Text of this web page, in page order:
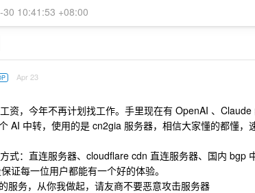
10:41:53 +08:00
Apr 23
资，今年不再计划找工作。手里现在有 OpenAI 、
AI 中转，使用的是 cn2gia 服务器，相信大家懂的都懂，
式：直连服务器、cloudflare cdn 直连服务器、国内 bgp
证每一位用户都能有一个好的体验。
服务，从你我做起，请友商不要恶意攻击服务器